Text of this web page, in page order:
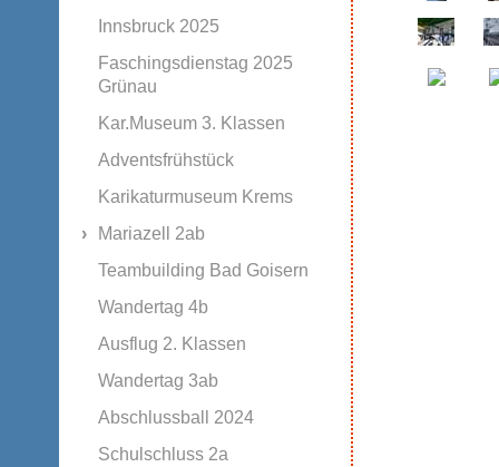
Innsbruck 2025
Faschingsdienstag 2025
Grünau
Kar.Museum 3. Klassen
Adventsfrühstück
Karikaturmuseum Krems
Mariazell 2ab
Teambuilding Bad Goisern
Wandertag 4b
Ausflug 2. Klassen
Wandertag 3ab
Abschlussball 2024
Schulschluss 2a